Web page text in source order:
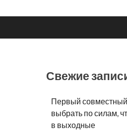
Свежие
Первый совместный
выбрать по силам,
в выходные